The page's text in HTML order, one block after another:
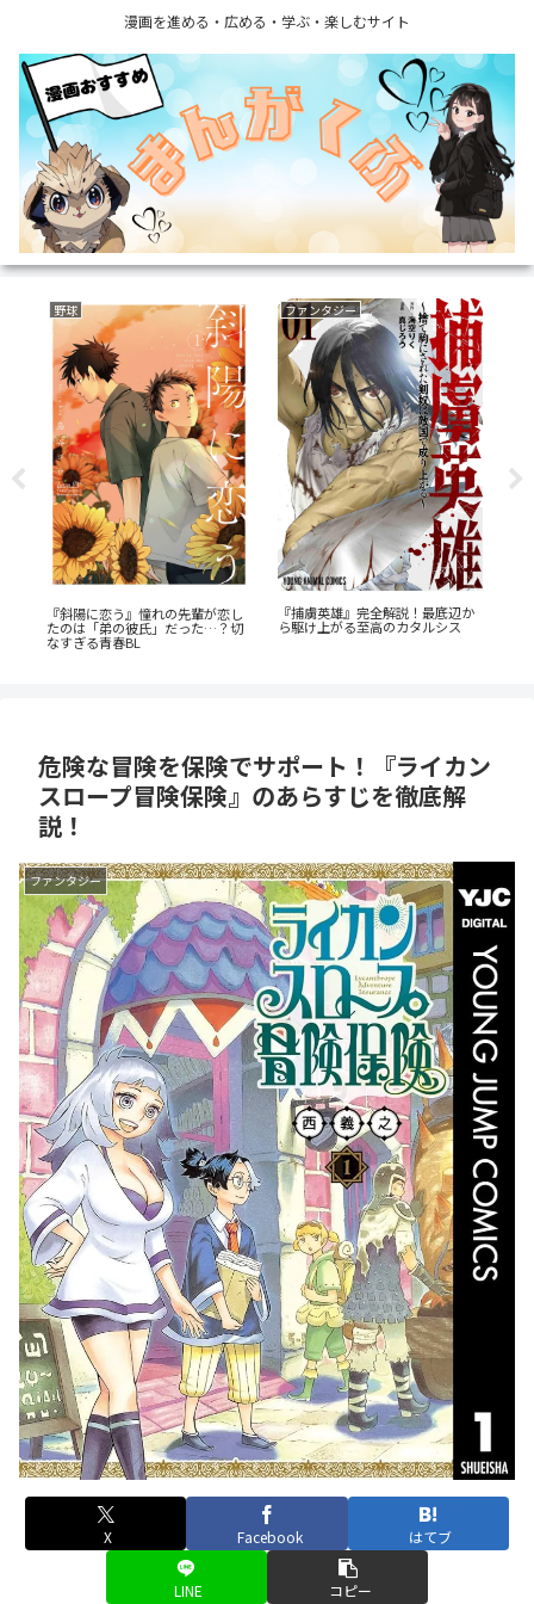
漫画を進める・広める・学ぶ・楽しむサイト
異世界もの(転生・転移・成り上がり・異世界ファンタジー)
「花言葉」と連携する転生ファン
タジー：『君に贈るキヅタ』完全
解説
恋愛
公私で変わる凄まじいギャップ
『志乃と恋』のあらすじ徹底紹
危険な冒険を保険でサポート！『ライカン
スロープ冒険保険』のあらすじを徹底解
説！
ファンタジー
X Facebook はてブ
LINE コピー